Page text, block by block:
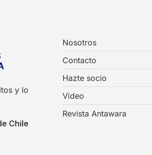
y lo
Chile
Nosotros
Contacto
Hazte socio
Video
Revista Antawara